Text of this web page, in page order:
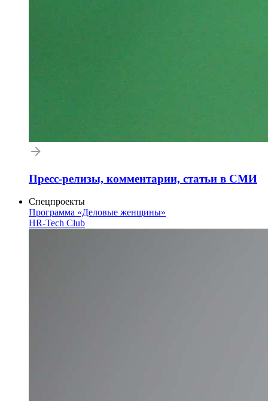
Пресс-релизы, комментарии, статьи в СМИ
Спецпроекты
Программа «Деловые женщины»
HR-Tech Club